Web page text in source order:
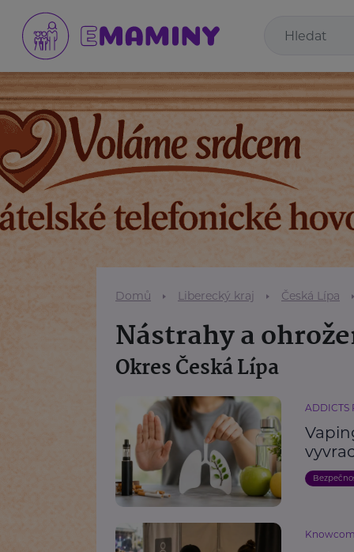
Domů Liberecký kraj Česká Lípa
Nástrahy a
Okres Česká Lípa
ADDICTS